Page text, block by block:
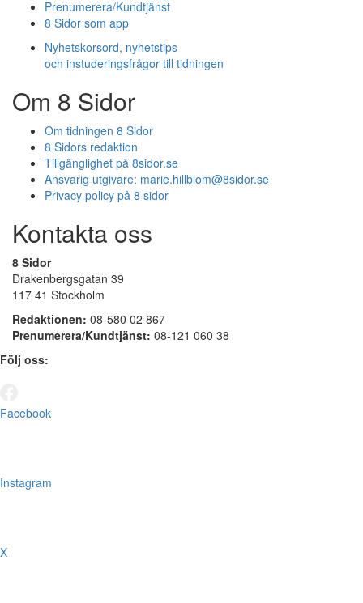
Prenumerera/Kundtjänst
8 Sidor som app
Nyhetskorsord, nyhetstips
och instuderingsfrågor till tidningen
Om 8 Sidor
Om tidningen 8 Sidor
8 Sidors redaktion
Tillgänglighet på 8sidor.se
Ansvarig utgivare: marie.hillblom@8sidor.se
Privacy policy på 8 sidor
Kontakta oss
8 Sidor
Drakenbergsgatan 39
117 41 Stockholm
Redaktionen: 08-580 02 867
Prenumerera/Kundtjänst: 08-121 060 38
Följ oss:
Facebook
Instagram
X